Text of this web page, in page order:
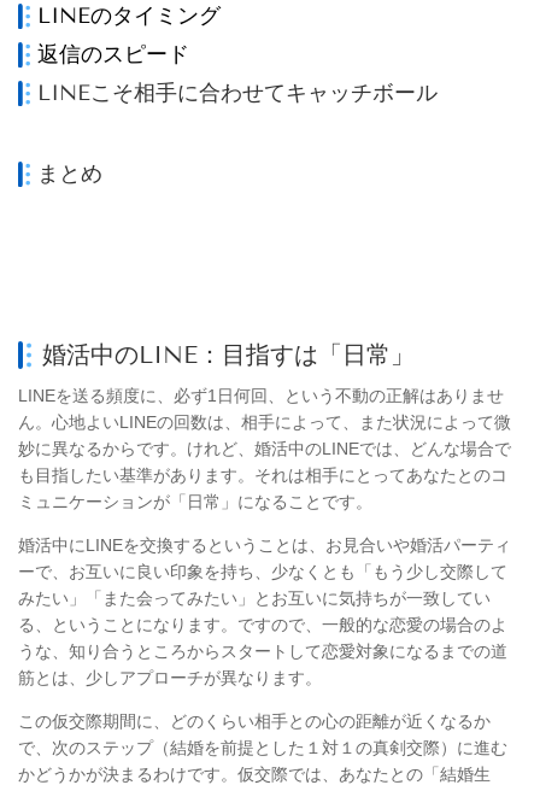
LINEのタイミング
返信のスピード
LINEこそ相手に合わせてキャッチボール
まとめ
婚活中のLINE：目指すは「日常」
LINEを送る頻度に、必ず1日何回、という不動の正解はありませ
ん。心地よいLINEの回数は、相手によって、また状況によって微
妙に異なるからです。けれど、婚活中のLINEでは、どんな場合で
も目指したい基準があります。それは相手にとってあなたとのコ
ミュニケーションが「日常」になることです。
婚活中にLINEを交換するということは、お見合いや婚活パーティ
ーで、お互いに良い印象を持ち、少なくとも「もう少し交際して
みたい」「また会ってみたい」とお互いに気持ちが一致してい
る、ということになります。ですので、一般的な恋愛の場合のよ
うな、知り合うところからスタートして恋愛対象になるまでの道
筋とは、少しアプローチが異なります。
この仮交際期間に、どのくらい相手との心の距離が近くなるか
で、次のステップ（結婚を前提とした１対１の真剣交際）に進む
かどうかが決まるわけです。仮交際では、あなたとの「結婚生